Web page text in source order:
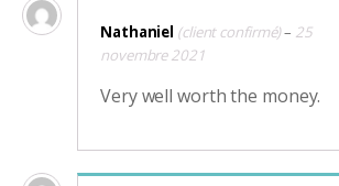
Nathaniel (client confirmé)– 25
novembre 2021
Very well worth the money.